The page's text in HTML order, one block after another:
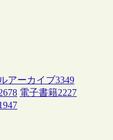
アーカイブ3349
電子書籍2227